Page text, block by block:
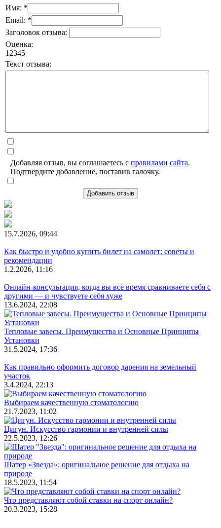
Имя: *
Email: *
Заголовок отзыва:
Оценка:
1 2345
Текст отзыва:
Добавляя отзыв, вы соглашаетесь с правилами сайта.
Подтвердите добавление, поставив галочку.
Добавить отзыв
15.7.2026, 09:44
Как быстро и удобно купить билет на самолет: советы и
рекомендации
1.2.2026, 11:16
Онлайн-консультация, когда вы всё время сравниваете себя с
другими — и чувствуете себя хуже
13.6.2024, 22:08
Тепловые завесы. Преимущества и Основные Принципы
Установки
31.5.2024, 17:36
Как правильно оформить договор дарения на земельный
участок
3.4.2024, 22:13
Выбираем качественную стоматологию
21.7.2023, 11:02
Цигун. Искусство гармонии и внутренней силы
22.5.2023, 12:26
Шатер «Звезда»: оригинальное решение для отдыха на
природе
18.5.2023, 11:54
Что представляют собой ставки на спорт онлайн?
20.3.2023, 15:28